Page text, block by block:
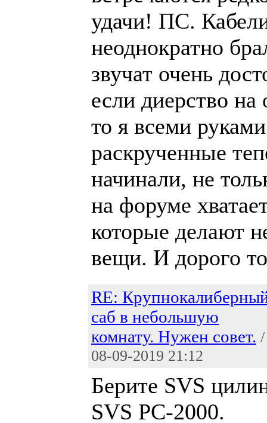
удачи! ПС.
неоднократно
звучат очень
если диерство
то я всеми
раскрученные
начинали, не
на форуме
которые делают
вещи. И дорого
RE:
саб в небольшую
комнату. Нужен совет. /
08-09-2019 21:12
Берите SVS
SVS PC-2000.